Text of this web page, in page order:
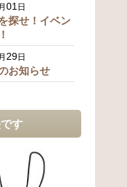
月01 日
探せ！イベン
月 29日
お知らせ
す